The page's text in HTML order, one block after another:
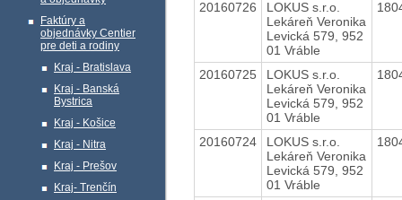
Faktúry a
objednávky Centier
pre deti a rodiny
Kraj - Bratislava
Kraj - Banská
Bystrica
Kraj - Košice
Kraj - Nitra
Kraj - Prešov
Kraj- Trenčín
20160726
LOKUS s.r.o.
Lekáreň Veronika
Levická 579, 952
01 Vráble
20160725
LOKUS s.r.o.
Lekáreň Veronika
Levická 579, 952
01 Vráble
20160724
LOKUS s.r.o.
Lekáreň Veronika
Levická 579, 952
01 Vráble